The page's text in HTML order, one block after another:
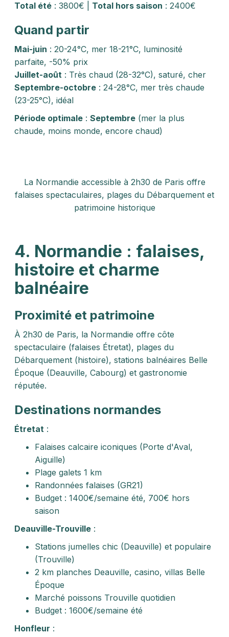
Total été : 3800€ | Total hors saison : 2400€
Quand partir
Mai-juin : 20-24°C, mer 18-21°C, luminosité
parfaite, -50% prix
Juillet-août : Très chaud (28-32°C), saturé, cher
Septembre-octobre : 24-28°C, mer très chaude
(23-25°C), idéal
Période optimale : Septembre (mer la plus
chaude, moins monde, encore chaud)
La Normandie accessible à 2h30 de Paris offre
falaises spectaculaires, plages du Débarquement et
patrimoine historique
4. Normandie : falaises,
histoire et charme
balnéaire
Proximité et patrimoine
À 2h30 de Paris, la Normandie offre côte
spectaculaire (falaises Étretat), plages du
Débarquement (histoire), stations balnéaires Belle
Époque (Deauville, Cabourg) et gastronomie
réputée.
Destinations normandes
Étretat :
Falaises calcaire iconiques (Porte d'Aval,
Aiguille)
Plage galets 1 km
Randonnées falaises (GR21)
Budget : 1400€/semaine été, 700€ hors
saison
Deauville-Trouville :
Stations jumelles chic (Deauville) et populaire
(Trouville)
2 km planches Deauville, casino, villas Belle
Époque
Marché poissons Trouville quotidien
Budget : 1600€/semaine été
Honfleur :